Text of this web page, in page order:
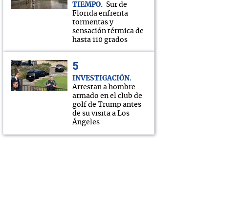
TIEMPO
Sur de
Florida enfrenta
tormentas y
sensación térmica de
hasta 110 grados
INVESTIGACIÓN
Arrestan a hombre
armado en el club de
golf de Trump antes
de su visita a Los
Ángeles